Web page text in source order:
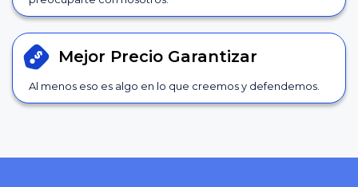
Mejor Precio Garantizar
Al menos eso es algo en lo que creemos y defendemos.